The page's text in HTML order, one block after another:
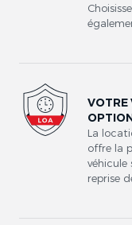
VOTRE
La
offre la
véhicule
reprise